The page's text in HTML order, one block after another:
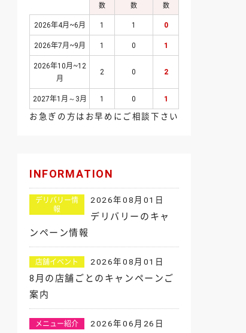
数
数
数
2026年4月~6月 1 1 0
2026年7月~9月 1 0 1
2026年10月~12
月
2 0 2
2027年1月～3月 1 0 1
お急ぎの方はお早めにご相談下さい
INFORMATION
デリバリー情
報
2026年08月01日
デリバリーのキャ
ンペーン情報
店舗イベント 2026年08月01日
8月の店舗ごとのキャンペーンご
案内
メニュー紹介 2026年06月26日